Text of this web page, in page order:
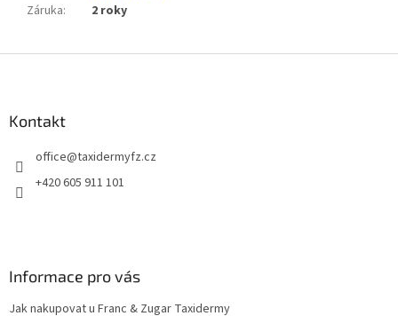
Záruka: 2 roky
Kontakt
office@taxidermyfz.cz
+420 605 911 101
Informace pro vás
Jak nakupovat u Franc & Zugar Taxidermy